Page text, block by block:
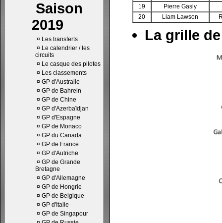
Saison
2019
¤ Les transferts
¤ Le calendrier / les
circuits
¤ Le casque des pilotes
¤ Les classements
¤ GP d'Australie
¤ GP de Bahrein
¤ GP de Chine
¤ GP d'Azerbaïdjan
¤ GP d'Espagne
¤ GP de Monaco
¤ GP du Canada
¤ GP de France
¤ GP d'Autriche
¤ GP de Grande
Bretagne
¤ GP d'Allemagne
¤ GP de Hongrie
¤ GP de Belgique
¤ GP d'Italie
¤ GP de Singapour
19
Pierre Gasly
20
Liam Lawson
La grille